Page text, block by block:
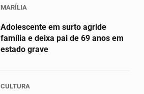
MARÍLIA
Adolescente em surto agride
família e deixa pai de 69 anos em
estado grave
CULTURA